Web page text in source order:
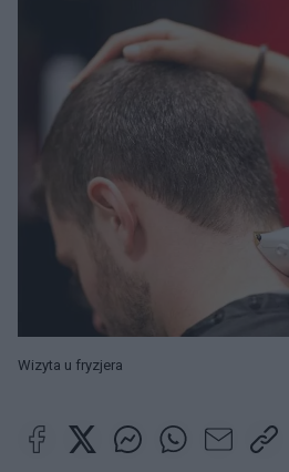
Wizyta u fryzjera